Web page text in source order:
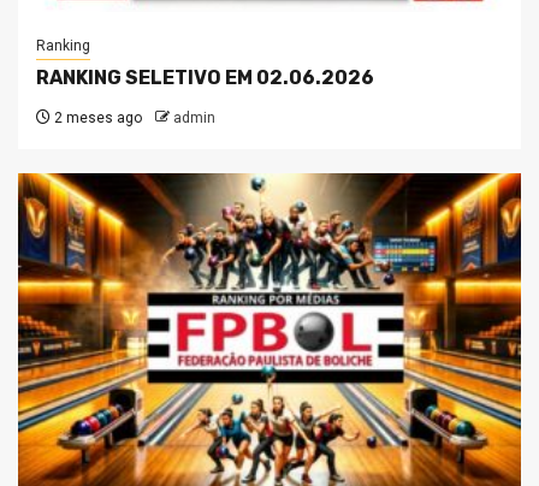
Ranking
RANKING SELETIVO EM 02.06.2026
2 meses ago admin